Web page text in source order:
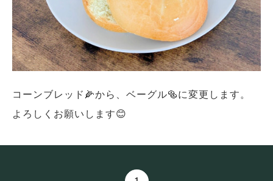
コーンブレッド🌽から、ベーグル🥯に変更します。
よろしくお願いします😊